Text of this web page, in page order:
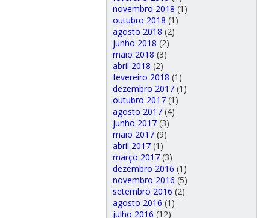
novembro 2018 (1)
outubro 2018 (1)
agosto 2018 (2)
junho 2018 (2)
maio 2018 (3)
abril 2018 (2)
fevereiro 2018 (1)
dezembro 2017(1)
outubro 2017(1)
agosto 2017(4)
junho 2017(3)
maio 2017(9)
abril 2017(1)
março 2017(3)
dezembro 2016 (1)
novembro 2016 (5)
setembro 2016 (2)
agosto 2016 (1)
julho 2016 (12)